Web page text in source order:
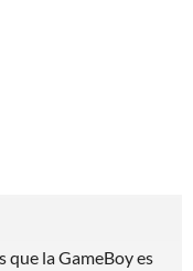
que la GameBoy es